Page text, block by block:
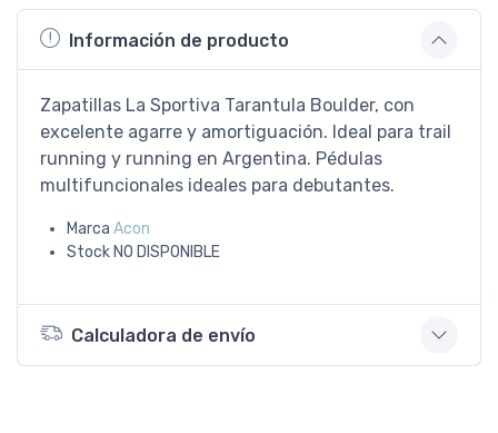
Información de producto
Zapatillas La Sportiva Tarantula Boulder, con
excelente agarre y amortiguación. Ideal para trail
running y running en Argentina. Pédulas
multifuncionales ideales para debutantes.
Marca Acon
Stock NO DISPONIBLE
Calculadora de envío